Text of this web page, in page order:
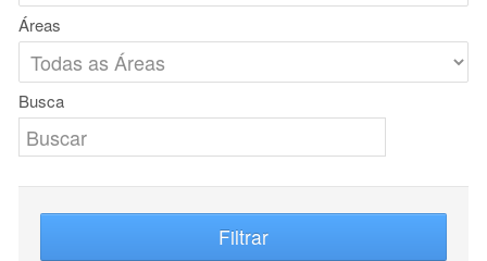
Áreas
Busca
Filtrar